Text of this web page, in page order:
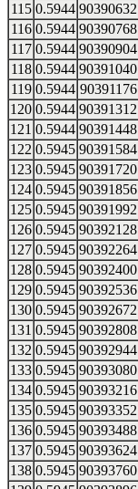
115 0.5944 90390632
116 0.5944 90390768
117 0.5944 90390904
118 0.5944 90391040
119 0.5944 90391176
120 0.5944 90391312
121 0.5944 90391448
122 0.5945 90391584
123 0.5945 90391720
124 0.5945 90391856
125 0.5945 90391992
126 0.5945 90392128
127 0.5945 90392264
128 0.5945 90392400
129 0.5945 90392536
130 0.5945 90392672
131 0.5945 90392808
132 0.5945 90392944
133 0.5945 90393080
134 0.5945 90393216
135 0.5945 90393352
136 0.5945 90393488
137 0.5945 90393624
138 0.5945 90393760